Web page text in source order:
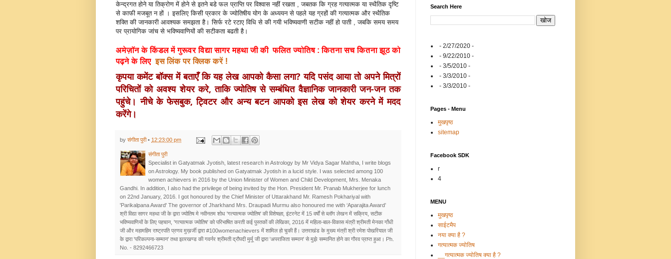
केन्‍द्रगत होने या तिक्रोण में होने से इतने बडे फल प्राप्ति पर विश्‍वास नहीं रखता , जबतक कि ग्रह गत्‍यात्‍मक या स्‍थैतिक दृष्टि
से काफी मजबूत न हों । इसलिए किसी प्रकार के ज्‍योतिषीय योग के अध्‍ययन से पहले यह ग्रहों की गत्‍यात्‍मक और स्‍थैतिक
शक्ति की जानकारी आवश्‍यक समझता है। सिर्फ रटे रटाए विधि से की गयी भविष्‍यवाणी सटीक नहीं हो पाती , जबकि समय समय
पर प्रायोगिक जांच से भविष्‍यवाणियों की सटीकता बढती है।
अमेज़ॉन के किंडल में गुरूवरविद्या सागर महथा जी की फलित ज्योतिष : कितना सच कितना झूठ को
पढ़ने के लिएइस लिंक पर क्लिक करें !
कृपया कमेंट बॉक्स में बताएँ कि यह लेख आपको कैसा लगा? यदि पसंद आया तो अपने मित्रों
परिचितों को अवश्य शेयर करे, ताकि ज्योतिष से सम्बंधित वैज्ञानिक जानकारी जन-जन तक
पहुंचे। नीचे के फेसबुक, ट्विटर और अन्य बटन आपको इस लेख को शेयर करने में मदद
करेंगे।
by संगीता पुरी• 12:23:00 pm
संगीता पुरी
Specialist in Gatyatmak Jyotish, latest research in Astrology by Mr Vidya Sagar Mahtha, I write blogs
on Astrology. My book published on Gatyatmak Jyotish in a lucid style. I was selected among 100
women achievers in 2016 by the Union Minister of Women and Child Development, Mrs. Menaka
Gandhi. In addition, I also had the privilege of being invited by the Hon. President Mr. Pranab Mukherjee for lunch
on 22nd January, 2016. I got honoured by the Chief Minister of Uttarakhand Mr. Ramesh Pokhariyal with
'Parikalpana Award' The governor of Jharkhand Mrs. Draupadi Murmu also honoured me with ‘Aparajita Award’
श्री विद्या सागर महथा जी के द्वारा ज्योतिष मे नवीनतम शोध 'गत्यात्मक ज्योतिष' की विशेषज्ञा, इंटरनेट में 15 वर्षों से ब्लॉग लेखन में सक्रिय, सटीक
भविष्यवाणियों के लिए पहचान, 'गत्यात्मक ज्योतिष' को परिभाषित करती कई पुस्तकों की लेखिका, 2016 में महिला-बाल-विकास मंत्री श्रीमती मेनका गाँधी
जी और महामहिम राष्ट्रपति प्रणव मुख़र्जी द्वारा #100womenachievers में शामिल हो चुकी हैं। उत्तराखंड के मुख्य मंत्री श्री रमेश पोखरियाल जी
के द्वारा 'परिकल्पना-सम्मान' तथा झारखण्ड की गवर्नर श्रीमती द्रौपदी मुर्मू जी द्वारा 'अपराजिता सम्मान' से मुझे सम्मानित होने का गौरव प्राप्त हुआ। Ph.
No. - 8292466723
Search Here
- 2/27/2020 -
- 9/22/2010 -
- 3/5/2010 -
- 3/3/2010 -
- 3/3/2010 -
Pages - Menu
मुखपृष्ठ
sitemap
Facebook SDK
r
4
MENU
मुखपृष्ठ
साईटमैप
नया क्या है ?
गत्यात्मक ज्योतिष
__गत्यात्मक ज्योतिष क्या है ?